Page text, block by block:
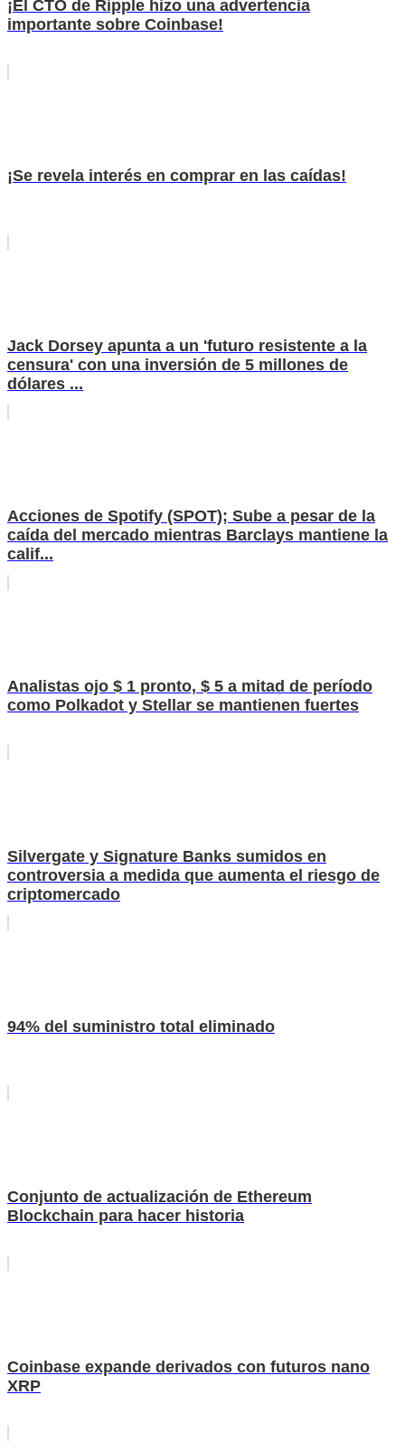
¡El CTO de Ripple hizo una advertencia
importante sobre Coinbase!
¡Se revela interés en comprar en las caídas!
Jack Dorsey apunta a un 'futuro resistente a la
censura' con una inversión de 5 millones de
dólares ...
Acciones de Spotify (SPOT); Sube a pesar de la
caída del mercado mientras Barclays mantiene la
calif...
Analistas ojo $ 1 pronto, $ 5 a mitad de período
como Polkadot y Stellar se mantienen fuertes
Silvergate y Signature Banks sumidos en
controversia a medida que aumenta el riesgo de
criptomercado
94% del suministro total eliminado
Conjunto de actualización de Ethereum
Blockchain para hacer historia
Coinbase expande derivados con futuros nano
XRP